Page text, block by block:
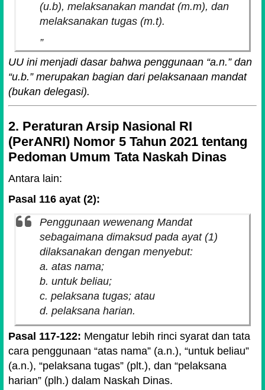
(u.b), melaksanakan mandat (m.m), dan
melaksanakan tugas (m.t).
”
UU ini menjadi dasar bahwa penggunaan “a.n.” dan
“u.b.” merupakan bagian dari pelaksanaan mandat
(bukan delegasi).
2. Peraturan Arsip Nasional RI
(PerANRI) Nomor 5 Tahun 2021 tentang
Pedoman Umum Tata Naskah Dinas
Antara lain:
Pasal 116 ayat (2):
Penggunaan wewenang Mandat
sebagaimana dimaksud pada ayat (1)
dilaksanakan dengan menyebut:
a. atas nama;
b. untuk beliau;
c. pelaksana tugas; atau
d. pelaksana harian.
Pasal 117-122: Mengatur lebih rinci syarat dan tata
cara penggunaan “atas nama” (a.n.), “untuk beliau”
(a.n.), “pelaksana tugas” (plt.), dan “pelaksana
harian” (plh.) dalam Naskah Dinas.